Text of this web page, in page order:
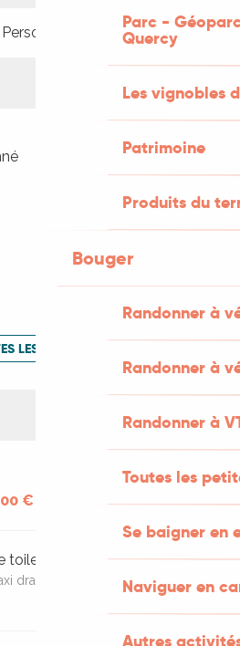
Parc -
Quercy
Les vignobles
Patrimoine
Produits du
Bouger
Randonner à
Randonner à
Randonner à
Toutes les
Se baigner en
Naviguer en
Autres
LES PRESTATIONS
€
toilette
drap de bain/serviette